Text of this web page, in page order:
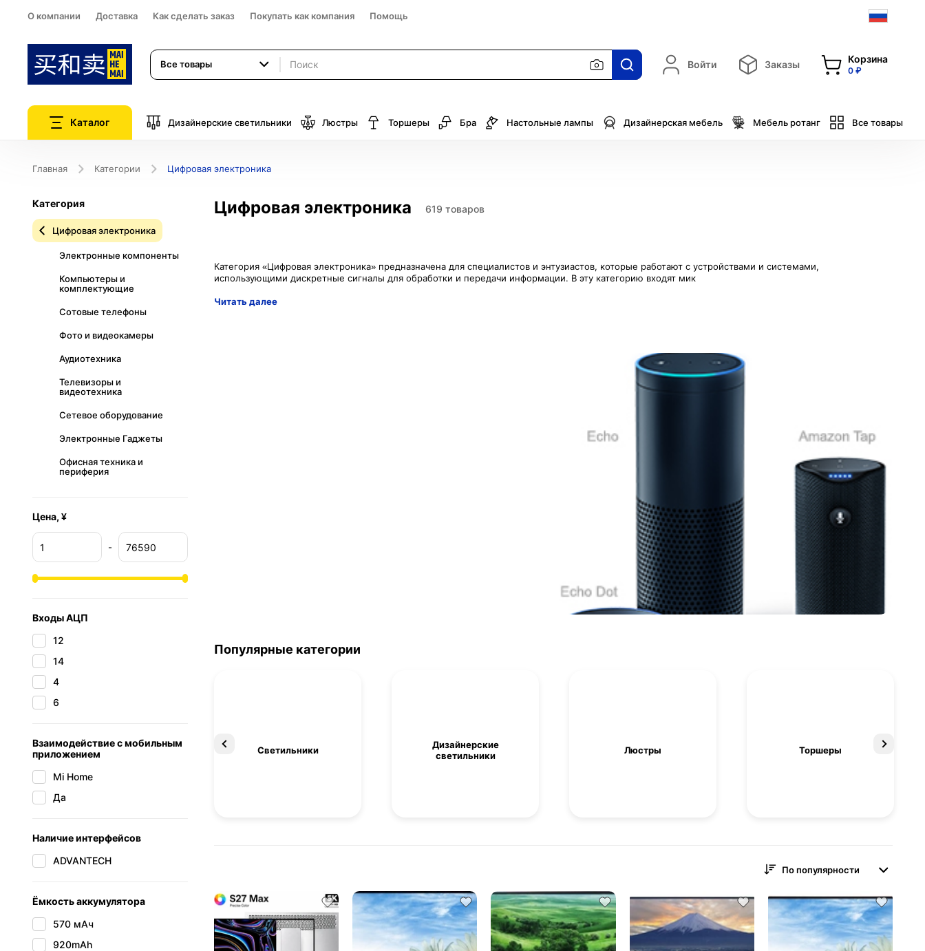
О компании Доставка Как сделать заказ Покупать как компания Помощь
Все товары Войти Заказы Корзина
0 ₽
Каталог Дизайнерские светильники Люстры Торшеры Бра Настольные лампы Дизайнерская мебель Мебель ротанг Все товары
Главная Категории Цифровая электроника
Категория
Цифровая электроника
Электронные компоненты
Компьютеры и
комплектующие
Сотовые телефоны
Фото и видеокамеры
Аудиотехника
Телевизоры и
видеотехника
Сетевое оборудование
Электронные Гаджеты
Офисная техника и
периферия
Цена, ¥
-
Входы АЦП
12
14
4
6
Взаимодействие с мобильным
приложением
Mi Home
Да
Наличие интерфейсов
ADVANTECH
Ёмкость аккумулятора
570 мАч
920mAh
Цифровая электроника 619 товаров
Категория «Цифровая электроника» предназначена для специалистов и энтузиастов, которые работают с устройствами и системами,
Читать далее
Популярные категории
Освещение Светильники
Дизайнерские
светильники
Люстры Торшеры
По популярности